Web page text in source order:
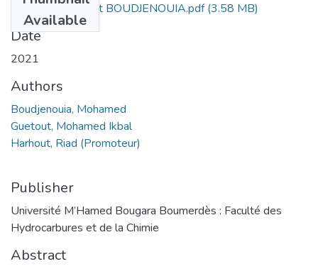
Available
MFE GUETOUT et BOUDJENOUIA.pdf(3.58 MB)
Date
2021
Authors
Boudjenouia, Mohamed
Guetout, Mohamed Ikbal
Harhout, Riad (Promoteur)
Publisher
Université M’Hamed Bougara Boumerdès : Faculté des
Hydrocarbures et de la Chimie
Abstract